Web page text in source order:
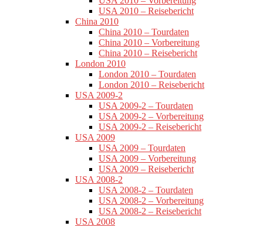
USA 2010 – Reisebericht
China 2010
China 2010 – Tourdaten
China 2010 – Vorbereitung
China 2010 – Reisebericht
London 2010
London 2010 – Tourdaten
London 2010 – Reisebericht
USA 2009-2
USA 2009-2 – Tourdaten
USA 2009-2 – Vorbereitung
USA 2009-2 – Reisebericht
USA 2009
USA 2009 – Tourdaten
USA 2009 – Vorbereitung
USA 2009 – Reisebericht
USA 2008-2
USA 2008-2 – Tourdaten
USA 2008-2 – Vorbereitung
USA 2008-2 – Reisebericht
USA 2008